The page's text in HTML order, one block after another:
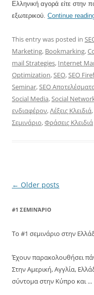
Ελληνική αγορά είτε στην
εξωτερικού. Continue
This entry was posted in
Marketing, Bookmarking,
mail Strategies, Internet
Optimization,SEO,SEO
Seminar,SEO
Social Media,Social
ενδιαφέρον,Λέξεις Κλειδιά,
Σεμινάριο,Φράσεις Κλειδιά
Post
← Older posts
#1 ΣΕΜΙΝΆΡΙΟ
Το #1 σεμινάριο στην
Έχουν παρακολουθήσει
Στην Αμερική, Αγγλία,
σύντομα στην Κύπρο και ...